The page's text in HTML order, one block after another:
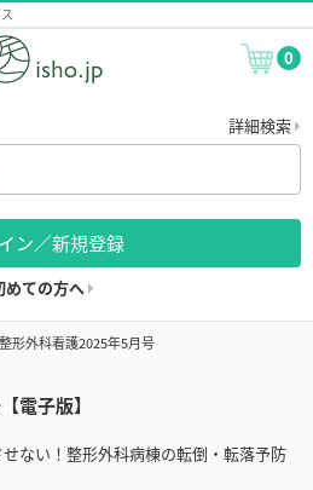
0
詳細検索
ン／新規登録
めての方へ
整形外科看護2025年5月号
電子版】
ない！整形外科病棟の転倒・転落予防